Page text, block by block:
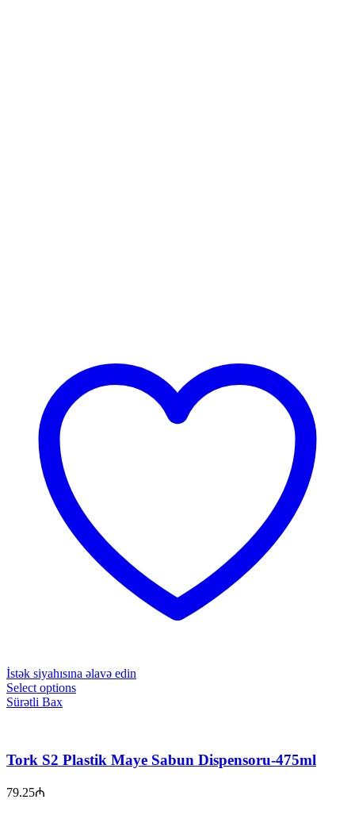
İstək siyahısına əlavə edin
Select options
Sürətli Bax
Tork S2 Plastik Maye Sabun Dispensoru-475ml
79.25₼